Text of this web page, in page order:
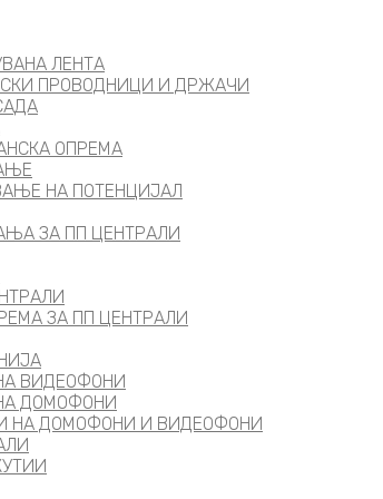
ЛЕНТА
ПРОВОДНИЦИ И ДРЖАЧИ
ОПРЕМА
НА ПОТЕНЦИЈАЛ
ЗА ПП ЦЕНТРАЛИ
ЗА ПП ЦЕНТРАЛИ
ВИДЕОФОНИ
ДОМОФОНИ
НА ДОМОФОНИ И ВИДЕОФОНИ